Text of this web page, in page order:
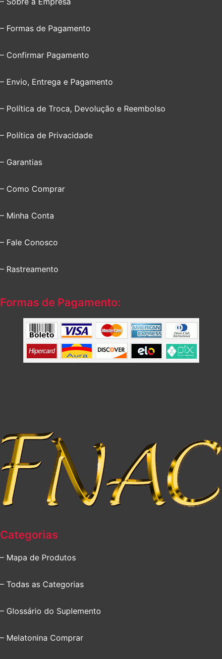
– Formas de Pagamento
– Confirmar Pagamento
– Envio, Entrega e Pagamento
– Política de Troca, Devolução e Reembolso
– Política de Privacidade
– Garantias
– Como Comprar
– Minha Conta
– Fale Conosco
– Rastreamento
Formas de Pagamento:
Categorias
– Mapa de Produtos
– Todas as Categorias
– Glossário do Suplemento
– Melatonina Comprar